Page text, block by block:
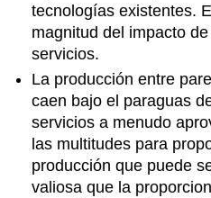
tecnologías existentes.
magnitud del impacto
servicios.
La producción entre
caen bajo el paraguas
servicios a menudo
las multitudes para
producción que puede
valiosa que la